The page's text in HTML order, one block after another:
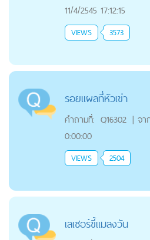
11/4/2545 17:12:15
VIEWS 3573
รอยแผลที่หัวเข่า
คำถามที่: Q16302 | จ
0:00:00
VIEWS 2504
เลเซอร์ขี้แมลงวัน